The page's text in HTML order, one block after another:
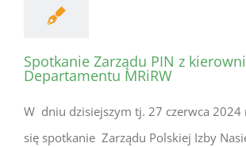
Spotkanie Zarządu PIN z
Departamentu MRiRW
W dniu dzisiejszym tj. 27 czerwca 2024
się spotkanie Zarządu Polskiej Izby